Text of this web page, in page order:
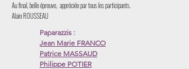
Au final, belle épreuve, appréciée par tous les participants.
Alain ROUSSEAU
Paparazzis :
Jean Marie FRANCO
Patrice MASSAUD
Philippe POTIER